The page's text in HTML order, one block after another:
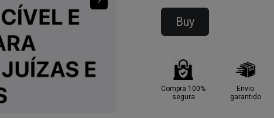
Buy
Compra 100%
segura
Envio
garantido